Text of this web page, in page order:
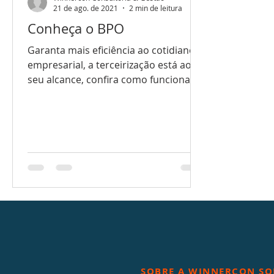
Conheça o BPO
Garanta mais eficiência ao cotidiano
empresarial, a terceirização está ao
seu alcance, confira como funciona
21 de ago. de 2021
2 min de leitura
SOBRE A WINNERCON